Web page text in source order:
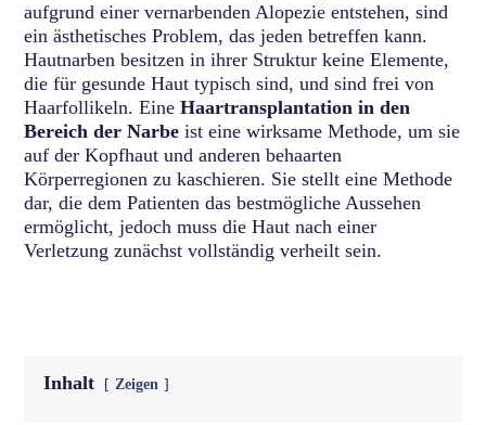
aufgrund einer vernarbenden Alopezie entstehen, sind
ein ästhetisches Problem, das jeden betreffen kann.
Hautnarben besitzen in ihrer Struktur keine Elemente,
die für gesunde Haut typisch sind, und sind frei von
Haarfollikeln. EineHaartransplantation in den
Bereich der Narbe ist eine wirksame Methode, um sie
auf der Kopfhaut und anderen behaarten
Körperregionen zu kaschieren. Sie stellt eine Methode
dar, die dem Patienten das bestmögliche Aussehen
ermöglicht, jedoch muss die Haut nach einer
Verletzung zunächst vollständig verheilt sein.
Inhalt Zeigen